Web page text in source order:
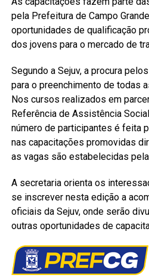
pela Prefeitura de Campo
oportunidades de qualificação
dos jovens para o mercado de
Segundo a Sejuv, a procura
para o preenchimento de todas
Nos cursos realizados em
Referência de Assistência
número de participantes é feita
nas capacitações promovidas
as vagas são estabelecidas
A secretaria orienta os
se inscrever nesta edição a
oficiais da Sejuv, onde serão
outras oportunidades de